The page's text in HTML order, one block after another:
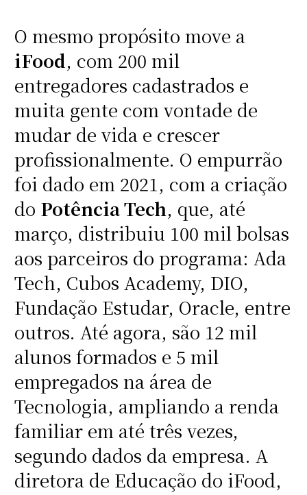
O mesmo propósito move a
iFood, com 200 mil
entregadores cadastrados e
muita gente com vontade de
mudar de vida e crescer
profissionalmente. O empurrão
foi dado em 2021, com a criação
do Potência Tech, que, até
março, distribuiu 100 mil bolsas
aos parceiros do programa: Ada
Tech, Cubos Academy, DIO,
Fundação Estudar, Oracle, entre
outros. Até agora, são 12 mil
alunos formados e 5 mil
empregados na área de
Tecnologia, ampliando a renda
familiar em até três vezes,
segundo dados da empresa. A
diretora de Educação do iFood,